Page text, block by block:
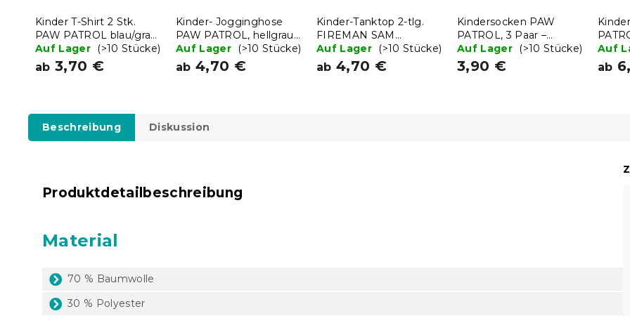
Kinder T-Shirt 2 Stk.
PAW PATROL blau/grau
- verschiedene Größen
Auf Lager (>10 Stücke)
ab 3,70 €
Kinder- Jogginghose
PAW PATROL, hellgrau –
verschiedene Größen
Auf Lager (>10 Stücke)
ab 4,70 €
Kinder-Tanktop 2-tlg.
FIREMAN SAM
schwarz/grau -
verschiedene Größen
Auf Lager (>10 Stücke)
ab 4,70 €
Kindersocken PAW
PATROL, 3 Paar –
verschiedene Größen
Auf Lager (>10 Stücke)
3,90 €
Auf
ab
Beschreibung Diskussion
Produktdetailbeschreibung
Material
70 % Baumwolle
30 % Polyester